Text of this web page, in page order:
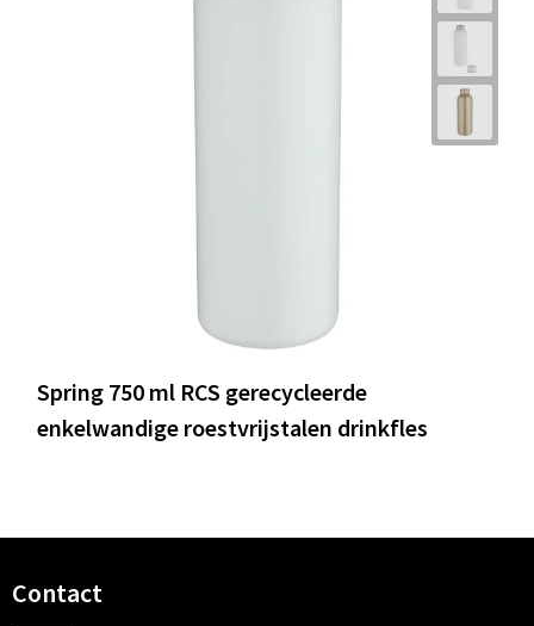
Spring 750 ml RCS gerecycleerde
enkelwandige roestvrijstalen drinkfles
Contact